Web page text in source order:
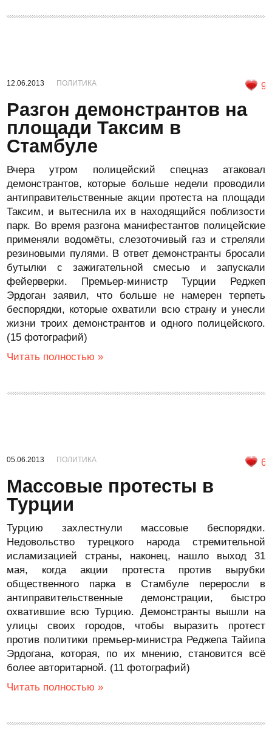
12.06.2013 ПОЛИТИКА 9
Разгон демонстрантов на
площади Таксим в
Стамбуле
Вчера утром полицейский спецназ атаковал
демонстрантов, которые больше недели проводили
антиправительственные акции протеста на площади
Таксим, и вытеснила их в находящийся поблизости
парк. Во время разгона манифестантов полицейские
применяли водомёты, слезоточивый газ и стреляли
резиновыми пулями. В ответ демонстранты бросали
бутылки с зажигательной смесью и запускали
фейерверки. Премьер-министр Турции Реджеп
Эрдоган заявил, что больше не намерен терпеть
беспорядки, которые охватили всю страну и унесли
жизни троих демонстрантов и одного полицейского.
(15 фотографий)
Читать полностью »
05.06.2013 ПОЛИТИКА 6
Массовые протесты в
Турции
Турцию захлестнули массовые беспорядки.
Недовольство турецкого народа стремительной
исламизацией страны, наконец, нашло выход 31
мая, когда акции протеста против вырубки
общественного парка в Стамбуле переросли в
антиправительственные демонстрации, быстро
охватившие всю Турцию. Демонстранты вышли на
улицы своих городов, чтобы выразить протест
против политики премьер-министра Реджепа Тайипа
Эрдогана, которая, по их мнению, становится всё
более авторитарной. (11 фотографий)
Читать полностью »